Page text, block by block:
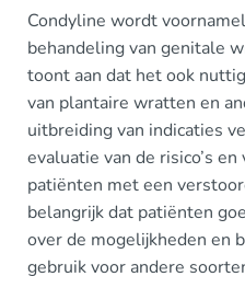
Condyline wordt
behandeling van genitale
toont aan dat het ook
van plantaire wratten en
uitbreiding van indicaties
evaluatie van de risico’s
patiënten met een
belangrijk dat patiënten
over de mogelijkheden en
gebruik voor andere